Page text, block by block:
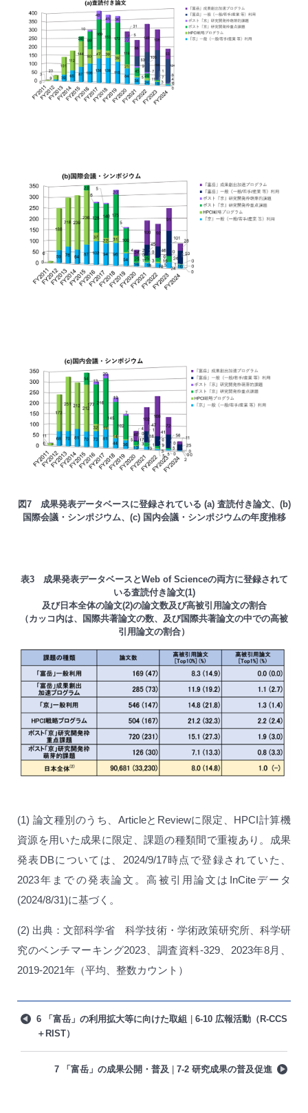
図7 成果発表データベースに登録されている (a) 査読付き論文、(b)
国際会議・シンポジウム、(c) 国内会議・シンポジウムの年度推移
表3 成果発表データベースとWeb of Scienceの両方に登録されて
いる査読付き論文(1)
及び日本全体の論文(2)の論文数及び高被引用論文の割合
（カッコ内は、国際共著論文の数、及び国際共著論文の中での高被
引用論文の割合）
(1) 論文種別のうち、ArticleとReviewに限定、HPCI計算機
資源を用いた成果に限定、課題の種類間で重複あり。成果
発表DBについては、2024/9/17時点で登録されていた、
2023年までの発表論文。高被引用論文はInCiteデータ
(2024/8/31)に基づく。
(2) 出典：文部科学省 科学技術・学術政策研究所、科学研
究のベンチマーキング2023、調査資料-329、2023年8月、
2019-2021年（平均、整数カウント）
6 「富岳」の利用拡大等に向けた取組
6-10 広報活動（R-CCS
＋RIST）
7 「富岳」の成果公開・普及 7-2 研究成果の普及促進